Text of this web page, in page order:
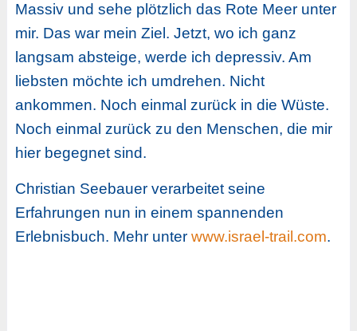
Massiv und sehe plötzlich das Rote Meer unter
mir. Das war mein Ziel. Jetzt, wo ich ganz
langsam absteige, werde ich depressiv. Am
liebsten möchte ich umdrehen. Nicht
ankommen. Noch einmal zurück in die Wüste.
Noch einmal zurück zu den Menschen, die mir
hier begegnet sind.
Christian Seebauer verarbeitet seine
Erfahrungen nun in einem spannenden
Erlebnisbuch. Mehr unter www.israel-trail.com.